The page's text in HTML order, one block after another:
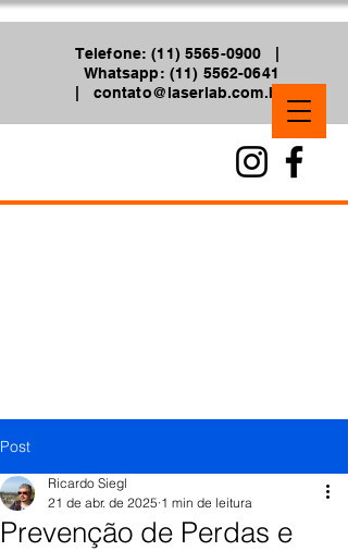
Telefone: (11) 5565-0900 |
Whatsapp: (11) 5562-0641
contato@laserlab.com.br
Post
Prevenção de Perdas e
Ricardo Siegl
21 de abr. de 2025 1 min de leitura